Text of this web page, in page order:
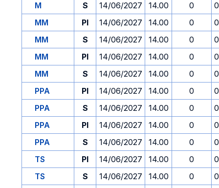
M
S 14/06/2027 14.00 0
MM
PI 14/06/2027 14.00 0
MM
S 14/06/2027 14.00 0
MM
PI 14/06/2027 14.00 0
MM
S 14/06/2027 14.00 0
PPA
PI 14/06/2027 14.00 0
PPA
S 14/06/2027 14.00 0
PPA
PI 14/06/2027 14.00 0
PPA
S 14/06/2027 14.00 0
TS
PI 14/06/2027 14.00 0
TS
S 14/06/2027 14.00 0